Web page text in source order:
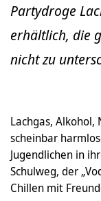
Partydroge
erhältlich, die
nicht zu
Lachgas, Alkohol,
scheinbar
Jugendlichen in
Schulweg, der
Chillen mit